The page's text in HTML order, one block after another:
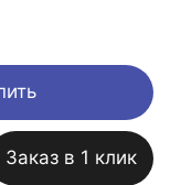
Заказ в 1 клик